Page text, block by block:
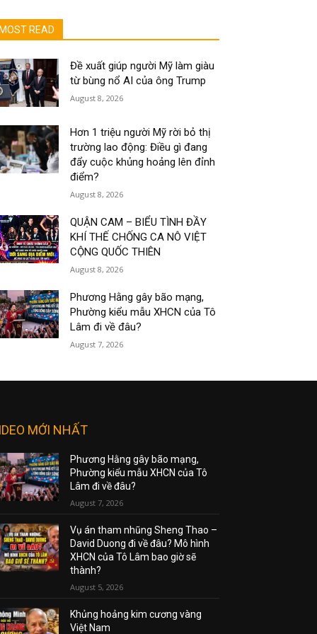
MOST READ
Đề xuất giúp người Mỹ làm giàu
từ bùng nổ AI của ông Trump
August 8, 2026
Hơn 1 triệu người Mỹ rời bỏ thị
trường lao động: Điều gì đang
đẩy cuộc khủng hoảng lên đỉnh
điểm?
August 8, 2026
QUẬN CAM – BIỂU TÌNH ĐẦY
KHÍ THẾ CHỐNG CA NÔ VIỆT
CỘNG QUỐC THIÊN
August 8, 2026
Phương Hằng gây bão mạng,
Phường kiểu mẫu XHCN của Tô
Lâm đi về đâu?
August 7, 2026
MỚI NHẤT
Phương Hằng gây bão mạng,
Phường kiểu mẫu XHCN của Tô
Lâm đi về đâu?
August 7, 2026
Vụ án tham nhũng Sheng Thao –
David Duong đi về đâu? Mô hình
XHCN của Tô Lâm bao giờ sẽ
thành?
August 5, 2026
Khủng hoảng kim cương vàng
Việt Nam